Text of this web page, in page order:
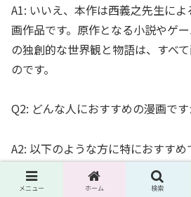
A1: いいえ、本作は西義之先生に
画作品です。原作となる小説やゲ
の独創的な世界観と物語は、すべ
のです。
Q2: どんな人におすすめの漫画です
A2: 以下のような方に特におすすめ
王道ファンタジーに少しひね
メニュー ホーム 検索